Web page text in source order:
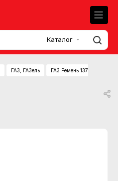
Каталог
ГАЗ, ГАЗель ГАЗ Ремень 1370 (6РК)